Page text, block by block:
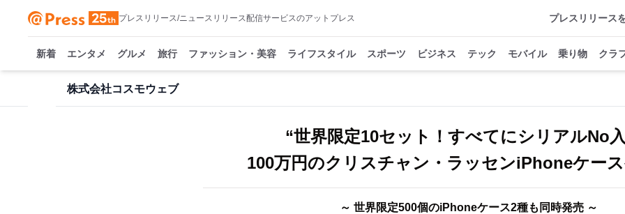
プレスリリース/ニュースリリース配信サービスのアットプレス プレスリリース
新着 エンタメ グルメ 旅行 ファッション・美容 ライフスタイル スポーツ ビジネス テック モバイル 乗り物 クラ
株式会社コスモウェブ
“世界限定10セット！すべてにシリアルNo
100万円のクリスチャン・ラッセンiPhoneケー
～ 世界限定500個のiPhoneケース2種も同時発売 ～